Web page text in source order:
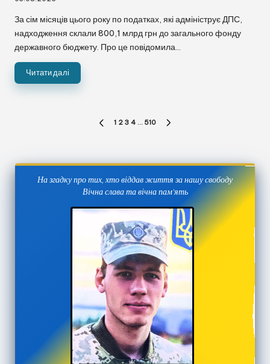
За сім місяців цього року по податках, які адмініструє ДПС,
надходження склали 800,1 млрд грн до загального фонду
державного бюджету. Про це повідомила…
Читати далі
ПОПЕРЕДНЯ
1 2 3 4 … 510
На згадку про тих, хто віддав життя за нашу свободу
Вічна слава та вічна пам'ять